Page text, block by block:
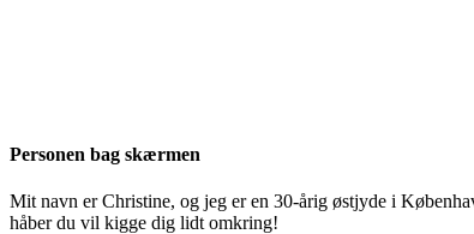
Personen bag skærmen
Mit navn er Christine, og jeg er en 30-årig østjyde i
håber du vil kigge dig lidt omkring!